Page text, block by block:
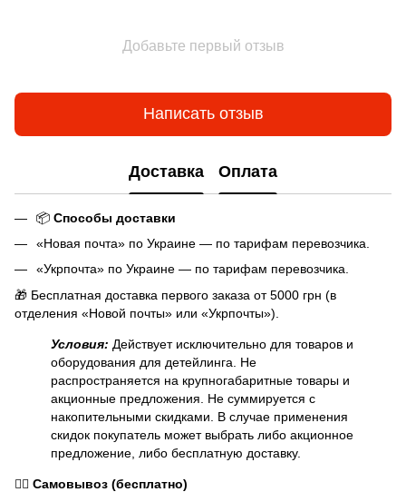
Добавьте первый отзыв
Написать отзыв
Доставка Оплата
📦 Способы доставки
«Новая почта» по Украине — по тарифам перевозчика.
«Укрпочта» по Украине — по тарифам перевозчика.
🎁 Бесплатная доставка первого заказа от 5000 грн (в
отделения «Новой почты» или «Укрпочты»).
Условия: Действует исключительно для товаров и
оборудования для детейлинга. Не
распространяется на крупногабаритные товары и
акционные предложения. Не суммируется с
накопительными скидками. В случае применения
скидок покупатель может выбрать либо акционное
предложение, либо бесплатную доставку.
🏃‍♂️ Самовывоз (бесплатно)